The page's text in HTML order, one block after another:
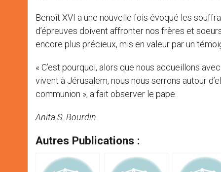
Benoît XVI a une nouvelle fois évoqué les
d’épreuves doivent affronter nos frères et
encore plus précieux, mis en valeur par un
« C’est pourquoi, alors que nous accueillons
vivent à Jérusalem, nous nous serrons autour
communion », a fait observer le pape.
Anita S. Bourdin
Autres Publications :